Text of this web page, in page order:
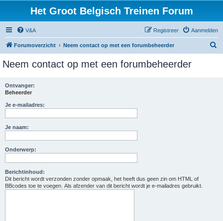
Het Groot Belgisch Treinen Forum
V&A Aanmelden
Registreer
Forumoverzicht Neem contact op met een forumbeheerder
Neem contact op met een forumbeheerder
Ontvanger:
Beheerder
Je e-mailadres:
Je naam:
Onderwerp:
Berichtinhoud:
Dit bericht wordt verzonden zonder opmaak, het heeft dus geen zin om HTML of
BBcodes toe te voegen. Als afzender van dit bericht wordt je e-mailadres gebruikt.